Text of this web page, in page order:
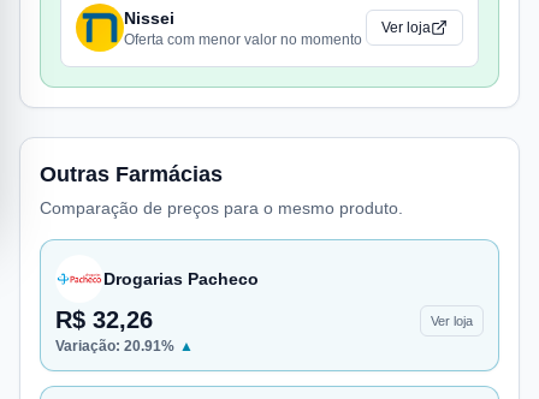
Nissei
Oferta com menor valor no momento
Ver loja
Outras Farmácias
Comparação de preços para o mesmo produto.
Drogarias Pacheco
R$ 32,26 Ver loja
Variação: 20.91% ▲